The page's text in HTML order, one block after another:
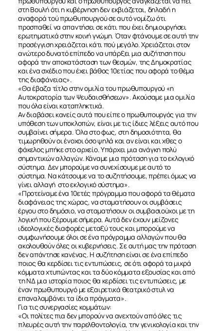
στη Βουλή ότι η κυβέρνηση δεν εκβιάζεται, δηλαδή η
αναφορά τού πρωθυπουργού σε αυτό νομίζω ότι
προσπαθεί να απαντήσει σε κάτι που έχει δημιουργήσει
ερωτηματικά στην κοινή γνώμη. Όταν φτάνουμε σε αυτή την
προσέγγιση χρειάζεται κάτι πού μεγάλο. Χρειάζεται στον
ανώτερο δυνατό επίπεδο να υπάρξει μια συζήτηση που
αφορά την αποκατάσταση των θεσμών, της Δημοκρατίας
και ένα σχέδιο που έχει βάθος 10ετίας που αφορά το θέμα
της διαφάνειας».
«Θα έβαζα τίτλο στην ομιλία του πρωθυπουργού «η
Αυτοκρατορία των Ψευδαισθήσεων». Ακούσαμε μια ομιλία
που όλα είναι καταπληκτικά.
Αν διαβάσει κανείς αυτά που είπε ο πρωθυπουργός για την
υπόθεση των υποκλοπών, είναι με τις ίδιες λέξεις αυτό που
συμβαίνει σήμερα. Όλα στο φως, στη δημοσιότητα, θα
τιμωρηθούν οι ένοχοι όσο ψηλά και αν είναι και χθες ο
φάκελος μπήκε στο αρχείο. Υπάρχει μια ανάγκη πολύ
σημαντικών αλλαγών. Κάναμε μια πρόταση για το εκλογικό
σύστημα. Δεν μπορούμε να συνεχίσουμε με αυτό το
σύστημα. Να κάτσουμε να το συζητήσουμε, πρέπει όμως να
γίνει αλλαγή στο εκλογικό σύστημα».
«Προτείναμε ένα 10ετές πρόγραμμα που αφορά τα θέματα
διαφάνειας της χώρας, να σταματήσουν οι συμβάσεις
έργου στο δημόσιο, να σταματήσουν οι συμβασιούχοι με τη
λογική που ξέρουμε σήμερα. Αυτά δεν έχουν μείζονες
ιδεολογικές διαφορές μεταξύ τους και μπορούμε να
συμφωνήσουμε όλοι σε ένα πρόγραμμα αλλαγών που θα
ακολουθούν όλες οι κυβερνήσεις. Σε αυτή μας την πρόταση
δεν απάντησε κανένας. Η συζήτηση είναι σε ένα επίπεδο
ποιος θα κερδίσει τις εντυπώσεις, σε ότι αφορά τα μικρά
κόμματα χτυπώντας και τα δύο κόμματα εξουσίας και από
τη ΝΔ μια ιστορία ποιος θα κερδίσει τις εντυπώσεις, με
έναν πρωθυπουργό με εξαιρετικά θεατρικό στυλ να
επαναλαμβάνει τα ίδια πράγματα».
Για τις συνεργασίες κομμάτων:
«Οι πολίτες πια δεν μπορούν να ανεχτούν από όλες τις
πλευρές αυτή την παρελθοντολογία, την γενικολογία και την